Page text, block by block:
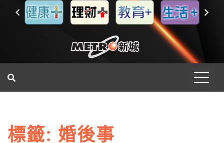
標籤: 婚後事